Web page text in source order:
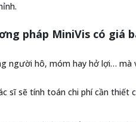
pháp MiniVis có giá
người hô, móm hay hở lợi… mà
sĩ sẽ tính toán chi phí cần thiết